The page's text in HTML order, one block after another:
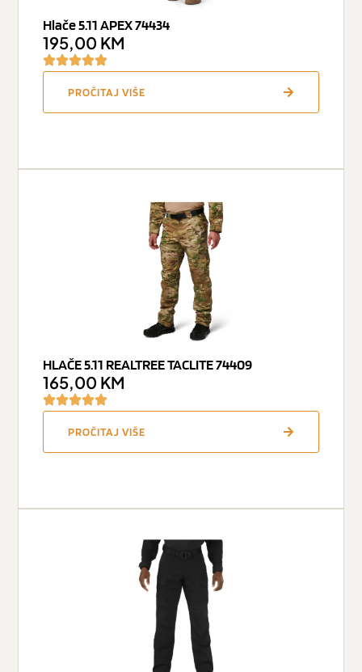
Hlače 5.11 APEX 74434
195,00 KM
PROČITAJ VIŠE
HLAČE 5.11 REALTREE TACLITE 74409
165,00 KM
PROČITAJ VIŠE